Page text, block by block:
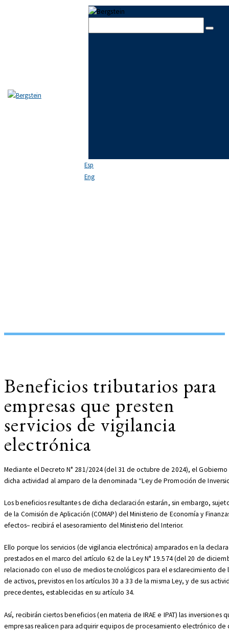
Skip to footer
Esp
Eng
ÁREAS DE PRÁCTICA
Beneficios tributarios para
empresas que presten
servicios de vigilancia
electrónica
Mediante el Decreto N° 281/2024 (del 31 de octubre de 2024), el
dicha actividad al amparo de la denominada “Ley de Promoción de
Los beneficios resultantes de dicha declaración estarán, sin embargo,
de la Comisión de Aplicación (COMAP) del Ministerio de Economía y
efectos– recibirá el asesoramiento del Ministerio del Interior.
Ello porque los servicios (de vigilancia electrónica) amparados en la
prestados en el marco del artículo 62 de la Ley N° 19.574 (del 20 de
relacionado con el uso de medios tecnológicos para el esclarecimiento de
de activos, previstos en los artículos 30 a 33 de la misma Ley, y de sus
precedentes, establecidas en su artículo 34.
Así, recibirán ciertos beneficios (en materia de IRAE e IPAT) las inversiones
empresas realicen para adquirir equipos de procesamiento electrónico de